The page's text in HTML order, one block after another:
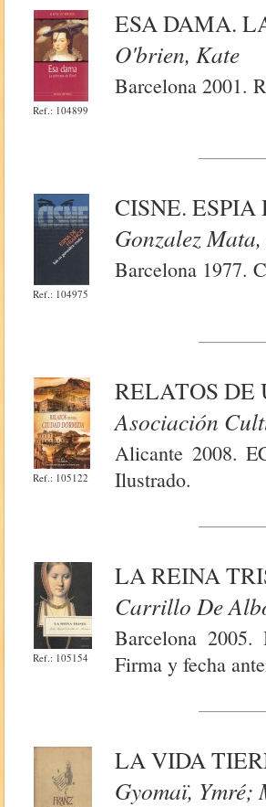
Ref.: 104899
ESA DAMA.
O'brien, Kate
Barcelona 2001.
Ref.: 104975
CISNE. ESPIA
Gonzalez
Barcelona 1977.
Ref.: 105122
RELATOS DE
Asociación
Alicante 2008.
Ilustrado.
Ref.: 105154
LA REINA
Carrillo De
Barcelona 2005.
Firma y fecha
LA VIDA
Gyomaï, Ymré;